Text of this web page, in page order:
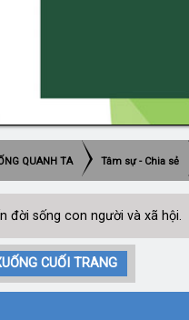
QUANH TA Tâm sự - Chia sẻ
đời sống con người và xã hội.
CUỐI TRANG